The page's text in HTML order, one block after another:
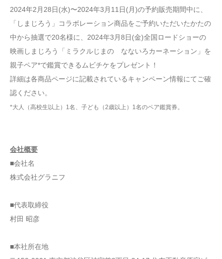
2024年2月28日(水)〜2024年3月11日(月)の予約販売期間中に、
「しまじろう」コラボレーション商品をご予約いただいたかたの
中から抽選で20名様に、2024年3月8日(金)全国ロードショーの
映画しまじろう「ミラクルじまの なないろカーネーション」を
親子ペア*で鑑賞できるムビチケをプレゼント！
詳細は各商品ページに記載されているキャンペーン情報にてご確
認ください。
*大人（高校生以上）1名、子ども（2歳以上）1名のペア鑑賞券。
会社概要
■会社名
株式会社グラニフ
■代表取締役
村田 昭彦
■本社所在地